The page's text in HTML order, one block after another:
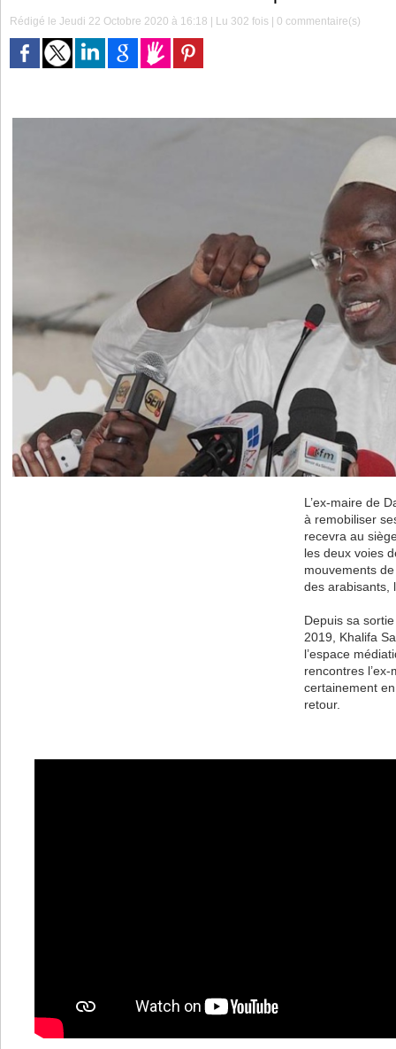
Rédigé le Jeudi 22 Octobre 2020 à 16:18 | Lu 302 fois |0 commentaire(s)
L’ex-maire de
à remobiliser
recevra au
les deux voies
mouvements
des
Depuis sa
2019, Khalifa
l’espace
rencontres
certainement
retour.